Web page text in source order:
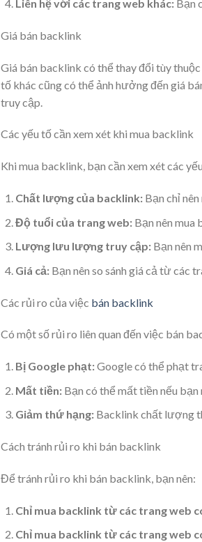
Liên hệ với các trang web khác:Bạn
Giá bán backlink
Giá bán backlink có thể thay đổi tùy
tố khác cũng có thể ảnh hưởng đến giá
truy cập.
Các yếu tố cần xem xét khi mua backlink
Khi mua backlink, bạn cần xem xét các
Chất lượng của backlink:Bạn chỉ
Độ tuổi của trang web:Bạn nên mua
Lượng lưu lượng truy cập:Bạn nên
Giá cả:Bạn nên so sánh giá cả từ các
Các rủi ro của việc bán backlink
Có một số rủi ro liên quan đến việc bán
Bị Google phạt:Google có thể phạt
Mất tiền:Bạn có thể mất tiền nếu
Giảm thứ hạng:Backlink chất lượng
Cách tránh rủi ro khi bán backlink
Để tránh rủi ro khi bán backlink, bạn nên:
Chỉ mua backlink từ các trang web
Chỉ mua backlink từ các trang web